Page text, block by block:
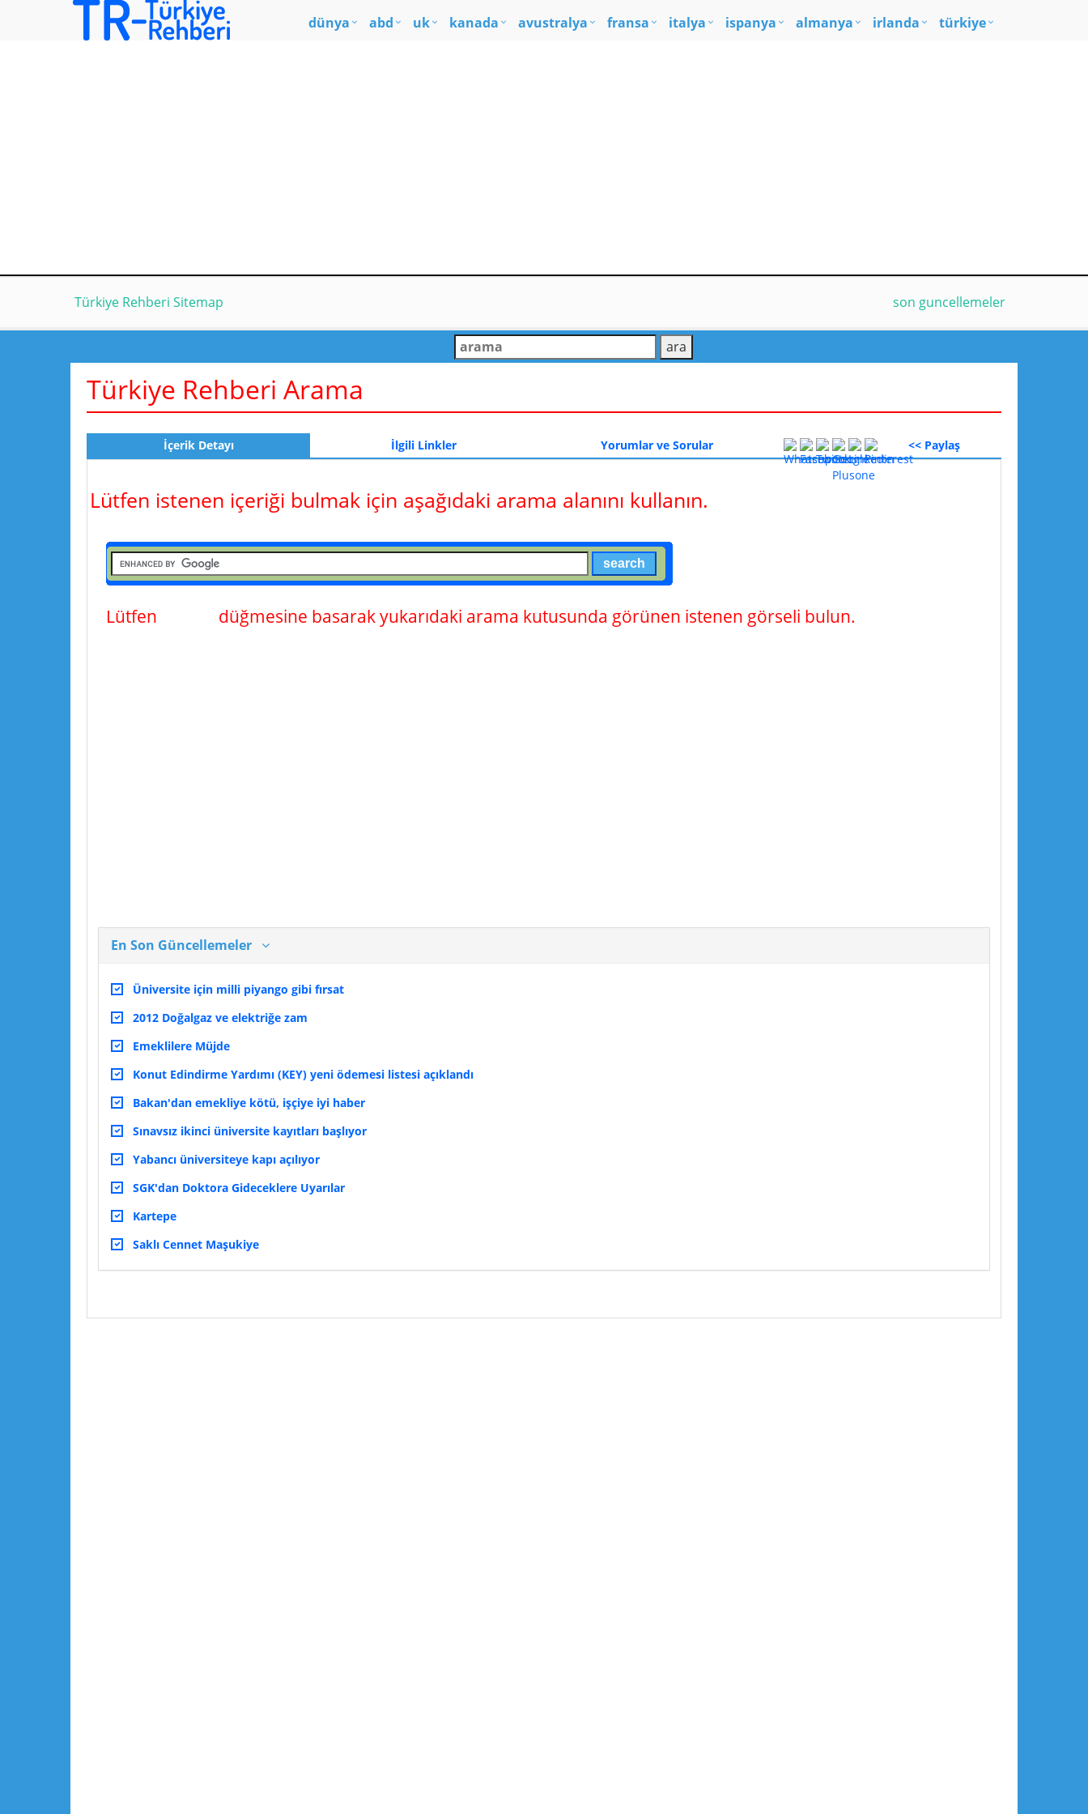
dünya abd uk kanada avustralya fransa italya ispanya almanya irlanda türkiye
Türkiye Rehberi Sitemap son guncellemeler
Türkiye Rehberi Arama
İçerik Detayı İlgili Linkler Yorumlar ve Sorular << Paylaş
Lütfen istenen içeriği bulmak için aşağıdaki arama alanını kullanın.
Lütfen düğmesine basarak yukarıdaki arama kutusunda görünen istenen görseli bulun.
En Son Güncellemeler
Üniversite için milli piyango gibi fırsat
2012 Doğalgaz ve elektriğe zam
Emeklilere Müjde
Konut Edindirme Yardımı (KEY) yeni ödemesi listesi açıklandı
Bakan'dan emekliye kötü, işçiye iyi haber
Sınavsız ikinci üniversite kayıtları başlıyor
Yabancı üniversiteye kapı açılıyor
SGK'dan Doktora Gideceklere Uyarılar
Kartepe
Saklı Cennet Maşukiye